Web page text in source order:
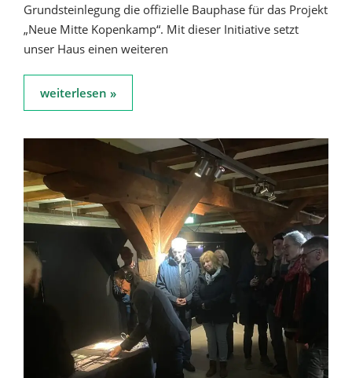
Grundsteinlegung die offizielle Bauphase für das Projekt
„Neue Mitte Kopenkamp“. Mit dieser Initiative setzt
unser Haus einen weiteren
weiterlesen »